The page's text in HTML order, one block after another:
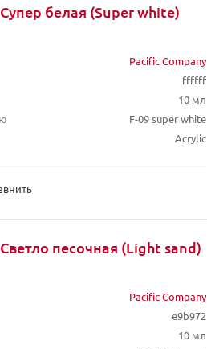
белая (Super white)
Pacific Company
ffffff
10 мл
F-09 super white
Acrylic
песочная (Light sand)
Pacific Company
e9b972
10 мл